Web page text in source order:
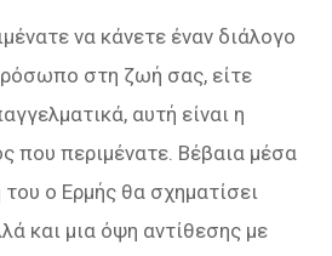
να κάνετε έναν διάλογο
στη ζωή σας, είτε
αυτή είναι η
που περιμένατε. Βέβαια μέσα
ο Ερμής θα σχηματίσει
και μια όψη αντίθεσης με